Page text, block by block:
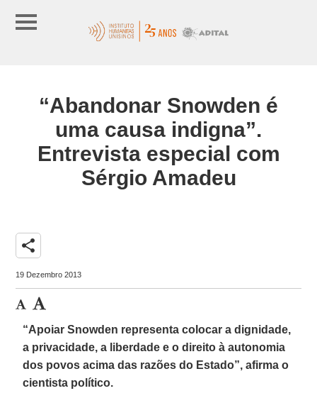
“Abandonar Snowden é
uma causa indigna”.
Entrevista especial com
Sérgio Amadeu
share
19 Dezembro 2013
“Apoiar Snowden representa colocar a dignidade,
a privacidade, a liberdade e o direito à autonomia
dos povos acima das razões do Estado”, afirma o
cientista político.